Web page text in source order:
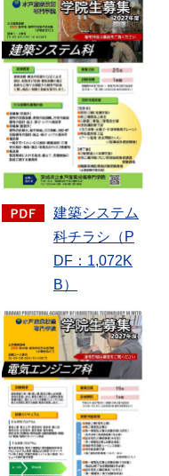
建築システム
科チラシ（P
DF：1,072K
B）